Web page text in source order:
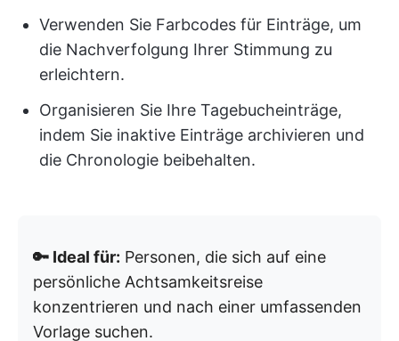
Verwenden Sie Farbcodes für Einträge, um
die Nachverfolgung Ihrer Stimmung zu
erleichtern.
Organisieren Sie Ihre Tagebucheinträge,
indem Sie inaktive Einträge archivieren und
die Chronologie beibehalten.
🔑 Ideal für: Personen, die sich auf eine
persönliche Achtsamkeitsreise
konzentrieren und nach einer umfassenden
Vorlage suchen.